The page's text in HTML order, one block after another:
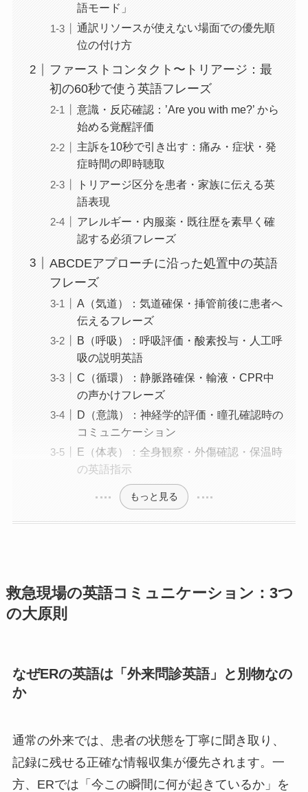
語モード」
通訳リソースが使えない場面での優先順
位の付け方
ファーストコンタクト〜トリアージ：最
初の60秒で使う英語フレーズ
意識・反応確認：’Are you with me?’ から
始める覚醒評価
主訴を10秒で引き出す：痛み・症状・発
症時間の即時聴取
トリアージ区分を患者・家族に伝える英
語表現
アレルギー・内服薬・既往歴を素早く確
認する必須フレーズ
ABCDEアプローチに沿った処置中の英語
フレーズ
A（気道）：気道確保・挿管前後に患者へ
伝えるフレーズ
B（呼吸）：呼吸評価・酸素投与・人工呼
吸の説明英語
C（循環）：静脈路確保・輸液・CPR中
の声かけフレーズ
D（意識）：神経学的評価・瞳孔確認時の
コミュニケーション
E（体表）：全身観察・外傷確認・保温時
の英語指示
もっと見る
救急現場の英語コミュニケーション：3つ
の大原則
なぜERの英語は「外来問診英語」と別物なの
か
通常の外来では、患者の状態を丁寧に聞き取り、
記録に残せる正確な情報収集が優先されます。一
方、ERでは「今この瞬間に何が起きているか」を